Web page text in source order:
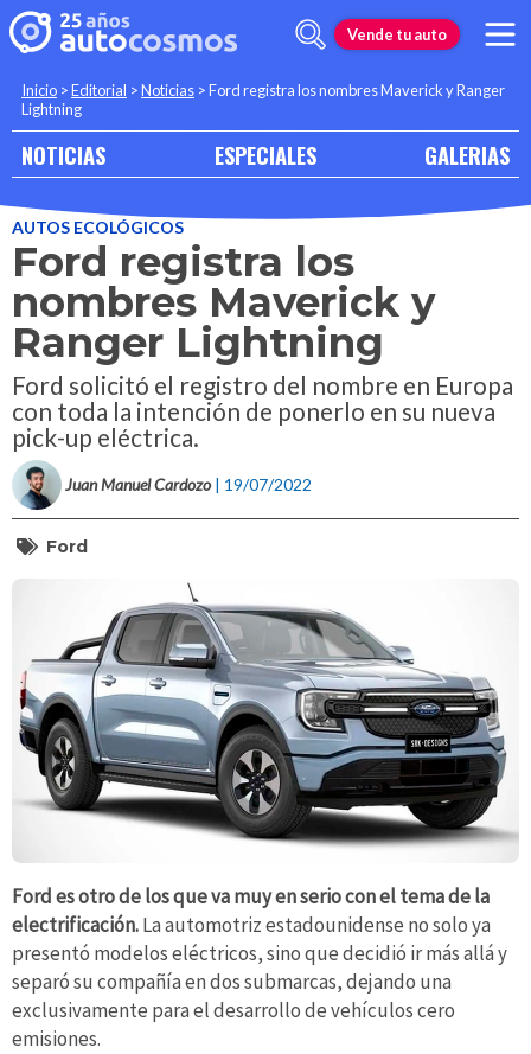
Vende tu auto
Inicio >Editorial >Noticias >Ford registra los nombres Maverick y Ranger
Lightning
NOTICIAS ESPECIALES GALERIAS
AUTOS ECOLÓGICOS
Ford registra los
nombres Maverick y
Ranger Lightning
Ford solicitó el registro del nombre en Europa
con toda la intención de ponerlo en su nueva
pick-up eléctrica.
Juan Manuel Cardozo | 19/07/2022
Ford
Ford es otro de los que va muy en serio con el tema de la
electrificación.La automotriz estadounidense no solo ya
presentó modelos eléctricos, sino que decidió ir más allá y
separó su compañía en dos submarcas, dejando una
exclusivamente para el desarrollo de vehículos cero
emisiones.